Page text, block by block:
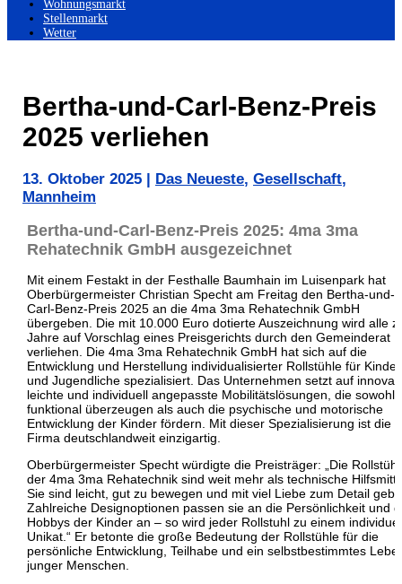
Wohnungsmarkt
Stellenmarkt
Wetter
Bertha-und-Carl-Benz-Preis
2025 verliehen
13. Oktober 2025 Das Neueste, Gesellschaft,
Mannheim
Bertha-und-Carl-Benz-Preis 2025: 4ma 3ma
Rehatechnik GmbH ausgezeichnet
Mit einem Festakt in der Festhalle Baumhain im Luisenpark hat
Oberbürgermeister Christian Specht am Freitag den Bertha-und-
Carl-Benz-Preis 2025 an die 4ma 3ma Rehatechnik GmbH
übergeben. Die mit 10.000 Euro dotierte Auszeichnung wird alle
Jahre auf Vorschlag eines Preisgerichts durch den Gemeinderat
verliehen. Die 4ma 3ma Rehatechnik GmbH hat sich auf die
Entwicklung und Herstellung individualisierter Rollstühle für Kinder
und Jugendliche spezialisiert. Das Unternehmen setzt auf
leichte und individuell angepasste Mobilitätslösungen, die sowohl
funktional überzeugen als auch die psychische und motorische
Entwicklung der Kinder fördern. Mit dieser Spezialisierung ist die
Firma deutschlandweit einzigartig.
Oberbürgermeister Specht würdigte die Preisträger: „Die
der 4ma 3ma Rehatechnik sind weit mehr als technische
Sie sind leicht, gut zu bewegen und mit viel Liebe zum Detail
Zahlreiche Designoptionen passen sie an die Persönlichkeit und
Hobbys der Kinder an – so wird jeder Rollstuhl zu einem
Unikat.“ Er betonte die große Bedeutung der Rollstühle für die
persönliche Entwicklung, Teilhabe und ein selbstbestimmtes
junger Menschen.